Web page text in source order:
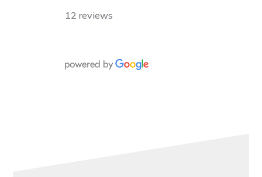
12 reviews